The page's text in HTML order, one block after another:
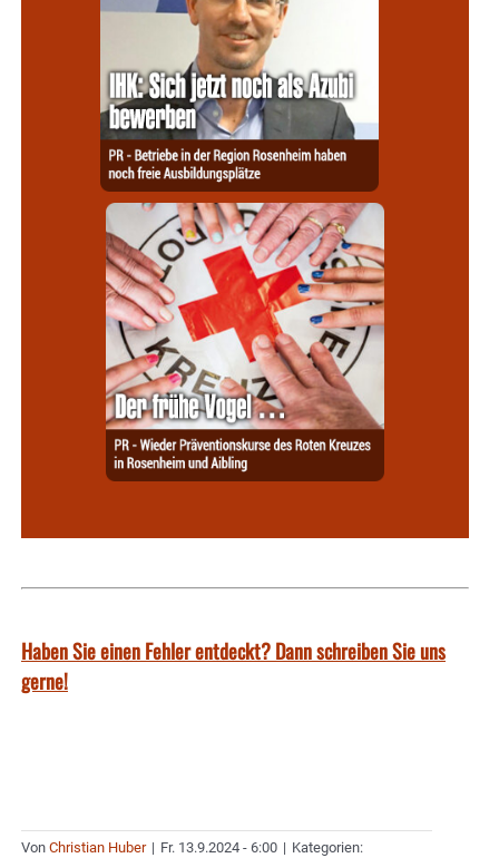
Haben Sie einen Fehler entdeckt? Dann schreiben Sie uns
gerne!
Von Christian Huber | Fr. 13.9.2024 - 6:00 | Kategorien: